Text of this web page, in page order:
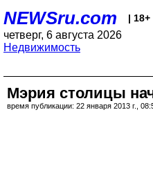
NEWSru.com | 18+
четверг, 6 августа 2026
Недвижимость
Мэрия столицы
время публикации: 22 января 2013 г.,